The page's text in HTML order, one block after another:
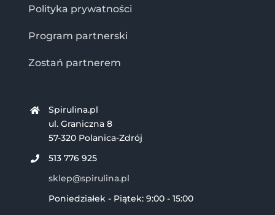
Polityka prywatności
Program partnerski
Zostań partnerem
Spirulina.pl
ul. Graniczna 8
57-320 Polanica-Zdrój
513 776 925
sklep@spirulina.pl
Poniedziałek - Piątek: 9:00 - 15:00